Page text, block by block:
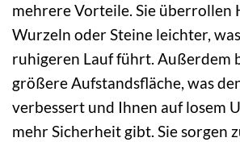
mehrere Vorteile. Sie überrollen
Wurzeln oder Steine leichter,
ruhigeren Lauf führt. Außerdem
größere Aufstandsfläche, was
verbessert und Ihnen auf losem
mehr Sicherheit gibt. Sie sorgen